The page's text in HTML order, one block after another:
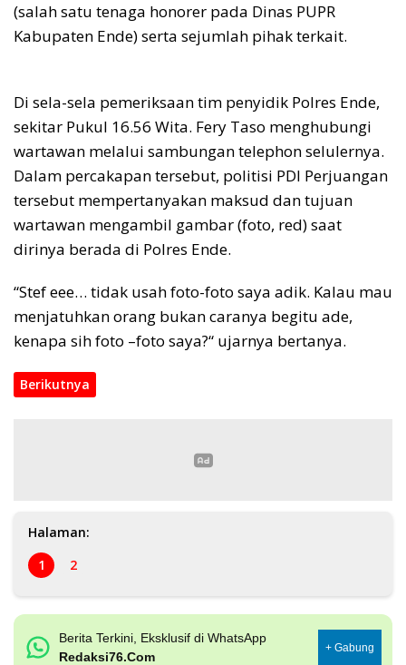
(salah satu tenaga honorer pada Dinas PUPR
Kabupaten Ende) serta sejumlah pihak terkait.
Di sela-sela pemeriksaan tim penyidik Polres Ende,
sekitar Pukul 16.56 Wita. Fery Taso menghubungi
wartawan melalui sambungan telephon selulernya.
Dalam percakapan tersebut, politisi PDI Perjuangan
tersebut mempertanyakan maksud dan tujuan
wartawan mengambil gambar (foto, red) saat
dirinya berada di Polres Ende.
“Stef eee… tidak usah foto-foto saya adik. Kalau mau
menjatuhkan orang bukan caranya begitu ade,
kenapa sih foto –foto saya?“ ujarnya bertanya.
Berikutnya
Halaman:
1
2
Berita Terkini, Eksklusif di WhatsApp
Redaksi76.Com
+ Gabung